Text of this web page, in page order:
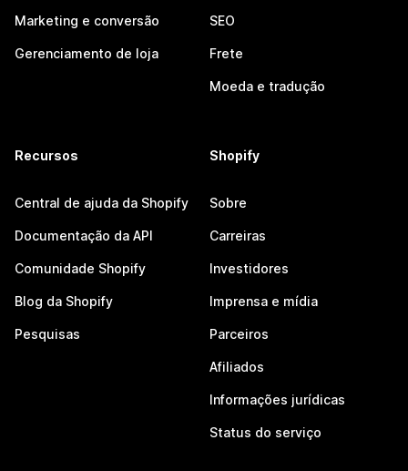
Marketing e conversão
Gerenciamento de loja
SEO
Frete
Moeda e tradução
Recursos
Central de ajuda da Shopify
Documentação da API
Comunidade Shopify
Blog da Shopify
Pesquisas
Shopify
Sobre
Carreiras
Investidores
Imprensa e mídia
Parceiros
Afiliados
Informações jurídicas
Status do serviço